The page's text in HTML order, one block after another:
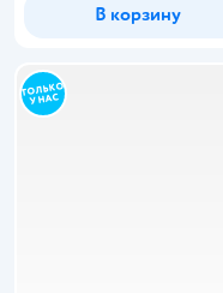
В корзину